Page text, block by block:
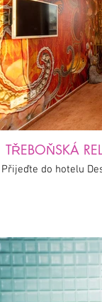
TŘEBOŇSKÁ
Přijeďte do hotelu